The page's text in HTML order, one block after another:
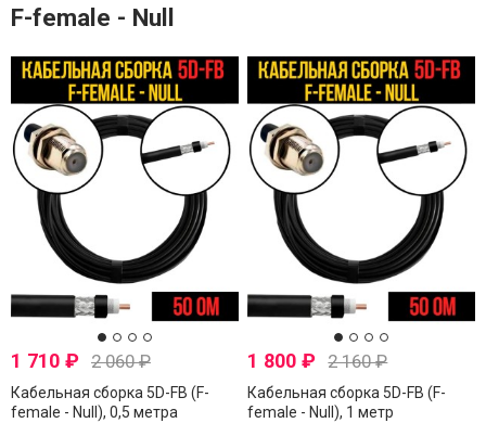
F-female - Null
1 710 ₽ 2 060₽
Кабельная сборка 5D-FB (F-
female - Null), 0,5 метра
1 800₽ 2 160₽
Кабельная сборка 5D-FB (F-
female - Null), 1 метр